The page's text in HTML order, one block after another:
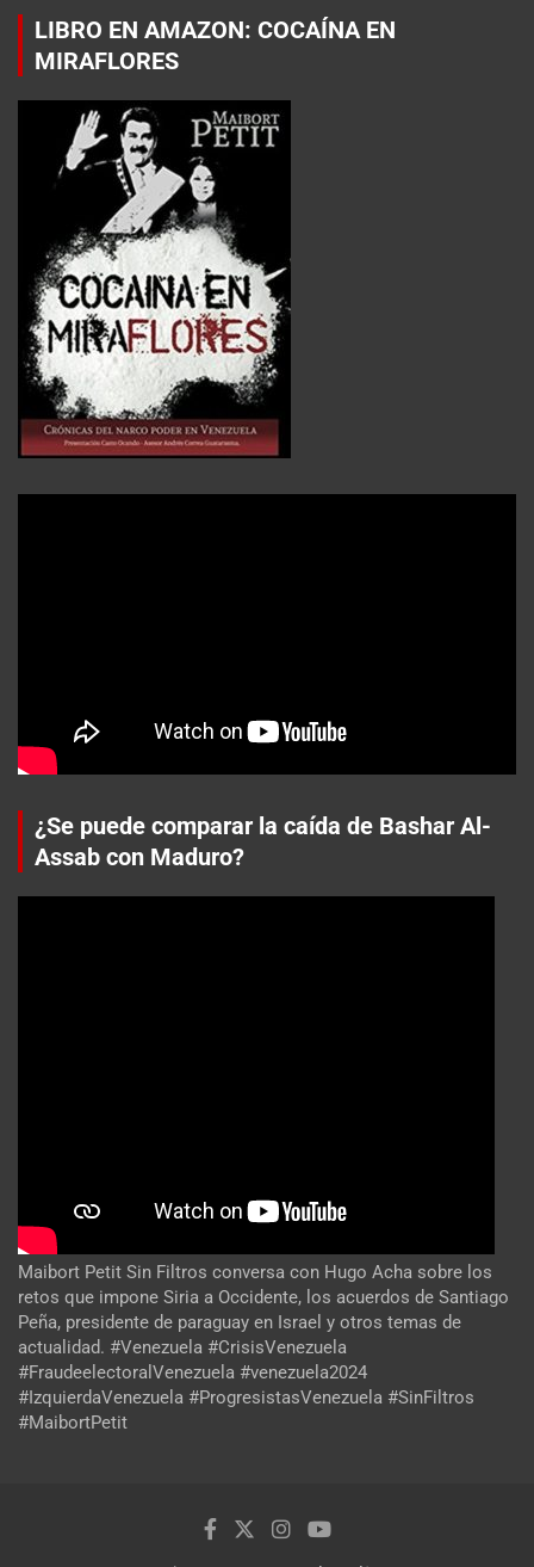
LIBRO EN AMAZON: COCAÍNA EN
MIRAFLORES
¿Se puede comparar la caída de Bashar Al-
Assab con Maduro?
Maibort Petit Sin Filtros conversa con Hugo Acha sobre los
retos que impone Siria a Occidente, los acuerdos de Santiago
Peña, presidente de paraguay en Israel y otros temas de
actualidad. #Venezuela #CrisisVenezuela
#FraudeelectoralVenezuela #venezuela2024
#IzquierdaVenezuela #ProgresistasVenezuela #SinFiltros
#MaibortPetit